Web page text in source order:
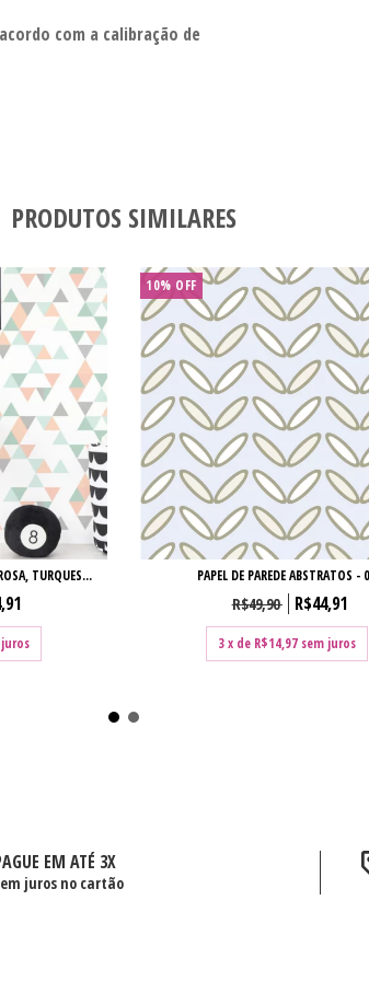
com a calibração de
PRODUTOS SIMILARES
TURQUES...
10% OFF
PAPEL DE PAREDE ABSTRATOS -
R$49,90 R$44,91
3x de R$14,97 sem juros
EM ATÉ 3X
juros no cartão